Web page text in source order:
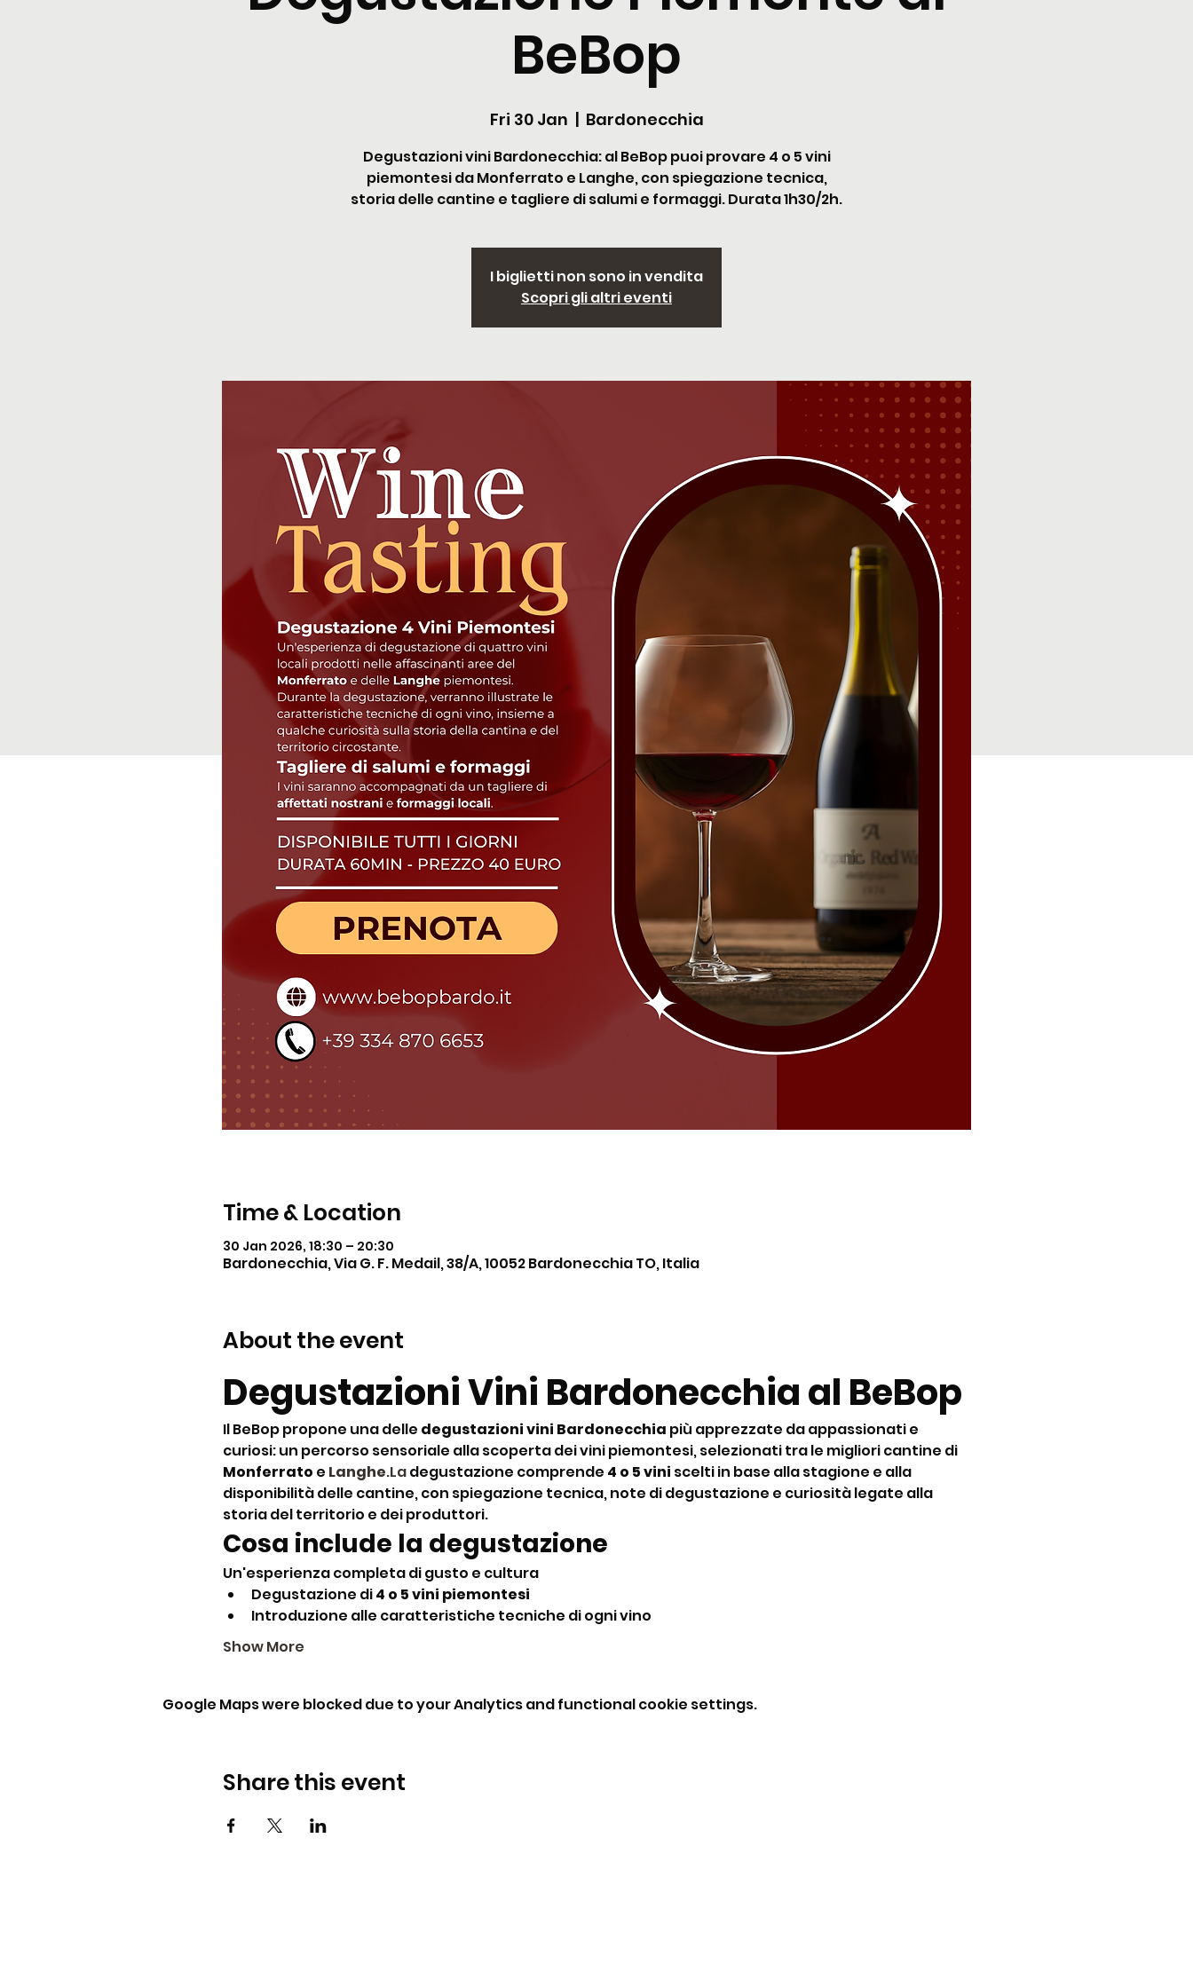
BeBop
Fri 30 Jan
  |
Bardonecchia
Degustazioni vini Bardonecchia: al BeBop puoi provare 4 o 5 vini
piemontesi da Monferrato e Langhe, con spiegazione tecnica,
storia delle cantine e tagliere di salumi e formaggi. Durata 1h30/2h.
I biglietti non sono in vendita
Scopri gli altri eventi
Time & Location
30 Jan 2026, 18:30 – 20:30
Bardonecchia, Via G. F. Medail, 38/A, 10052 Bardonecchia TO, Italia
About the event
Degustazioni Vini Bardonecchia al BeBop
Il BeBop propone una delle degustazioni vini Bardonecchia più apprezzate da appassionati e
curiosi: un percorso sensoriale alla scoperta dei vini piemontesi, selezionati tra le migliori cantine di
Monferrato e Langhe.La degustazione comprende 4 o 5 vini scelti in base alla stagione e alla
disponibilità delle cantine, con spiegazione tecnica, note di degustazione e curiosità legate alla
storia del territorio e dei produttori.
Cosa include la degustazione
Un'esperienza completa di gusto e cultura
Degustazione di 4 o 5 vini piemontesi
Introduzione alle caratteristiche tecniche di ogni vino
Show More
Google Maps were blocked due to your Analytics and functional cookie settings.
Share this event